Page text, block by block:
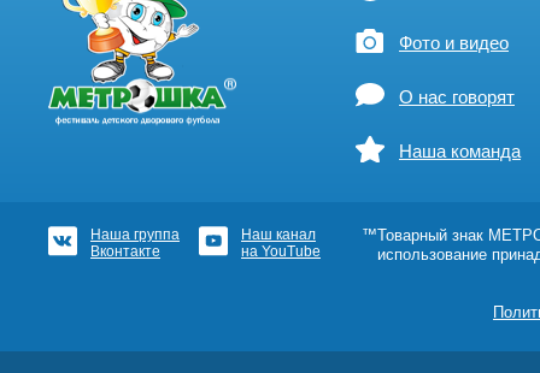
Фото и видео
О нас говорят
Наша команда
Наша группа
Вконтакте
Наш канал
на YouTube
™Товарный знак
использование